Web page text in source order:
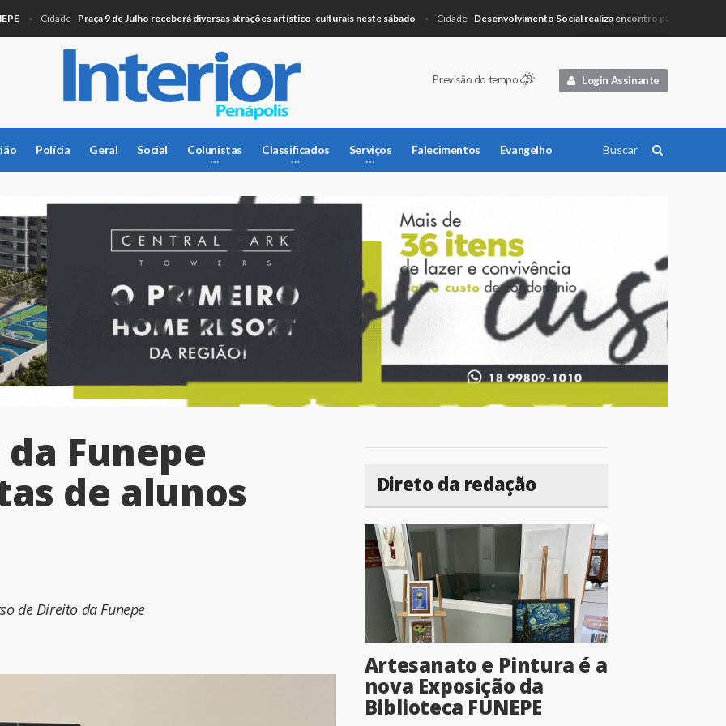
Cidade Praça 9 de Julho receberá diversas atrações artístico-culturais neste sábado Cidade Desenvolvimento Social realiza encontro para planejamento
Login Assinante
Previsão do tempo
Polícia Geral Social Colunistas Classificados Serviços Falecimentos Evangelho
Funepe
de alunos
de Direito da Funepe
Direto da redação
Artesanato e Pintura é a
nova Exposição da
Biblioteca FUNEPE